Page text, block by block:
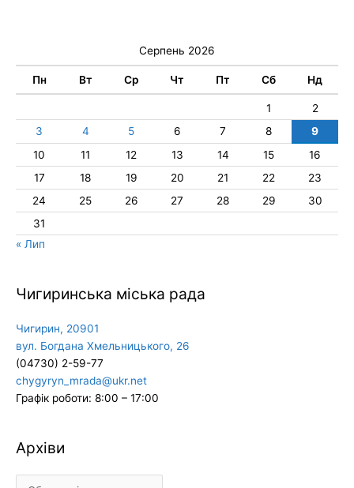
Серпень 2026
Пн Вт Ср Чт Пт Сб Нд
1
2
3
4 5 6 7 8
9
10
11 12 13 14 15
16
17
18 19 20 21 22
23
24
25 26 27 28 29
30
31
« Лип
Чигиринська міська рада
Чигирин, 20901
вул. Богдана Хмельницького, 26
(04730) 2-59-77
chygyryn_mrada@ukr.net
Графік роботи: 8:00 – 17:00
Архіви
Архіви